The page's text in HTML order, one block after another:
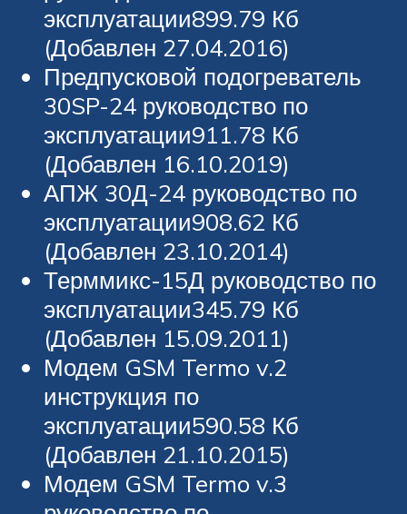
эксплуатации899.79 Кб
(Добавлен 27.04.2016)
Предпусковой подогреватель
30SP-24 руководство по
эксплуатации911.78 Кб
(Добавлен 16.10.2019)
АПЖ 30Д-24 руководство по
эксплуатации908.62 Кб
(Добавлен 23.10.2014)
Терммикс-15Д руководство по
эксплуатации345.79 Кб
(Добавлен 15.09.2011)
Модем GSM Termo v.2
инструкция по
эксплуатации590.58 Кб
(Добавлен 21.10.2015)
Модем GSM Termo v.3